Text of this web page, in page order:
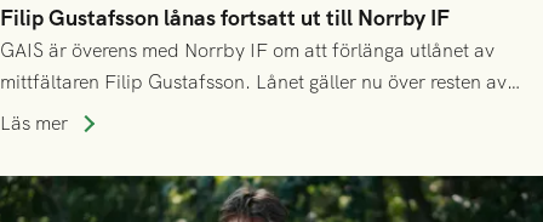
Filip Gustafsson lånas fortsatt ut till Norrby IF
GAIS är överens med Norrby IF om att förlänga utlånet av
mittfältaren Filip Gustafsson. Lånet gäller nu över resten av
säsongen 2026.
Läs mer